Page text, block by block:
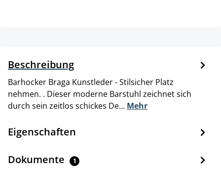
Beschreibung
Barhocker Braga Kunstleder - Stilsicher Platz
nehmen. . Dieser moderne Barstuhl zeichnet sich
durch sein zeitlos schickes De… Mehr
Eigenschaften
Dokumente 1